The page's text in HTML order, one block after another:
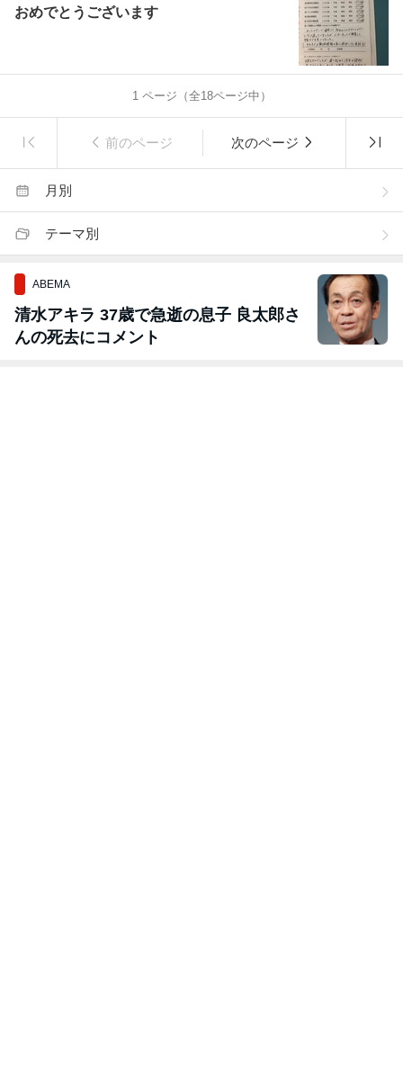
おめでとうございます
1ページ（全18ページ中）
前のページ 次のページ
月別
テーマ別
ABEMA
清水アキラ 37歳で急逝の息子 良太郎さ
んの死去にコメント